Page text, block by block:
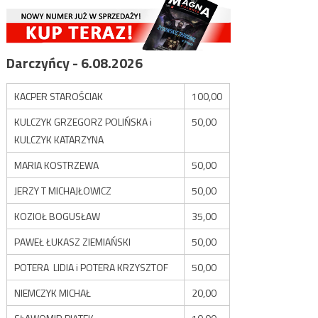
Darczyńcy - 6.08.2026
KACPER STAROŚCIAK
100,00
KULCZYK GRZEGORZ POLIŃSKA i
KULCZYK KATARZYNA
50,00
MARIA KOSTRZEWA
50,00
JERZY T MICHAJŁOWICZ
50,00
KOZIOŁ BOGUSŁAW
35,00
PAWEŁ ŁUKASZ ZIEMIAŃSKI
50,00
POTERA LIDIA i POTERA KRZYSZTOF
50,00
NIEMCZYK MICHAŁ
20,00